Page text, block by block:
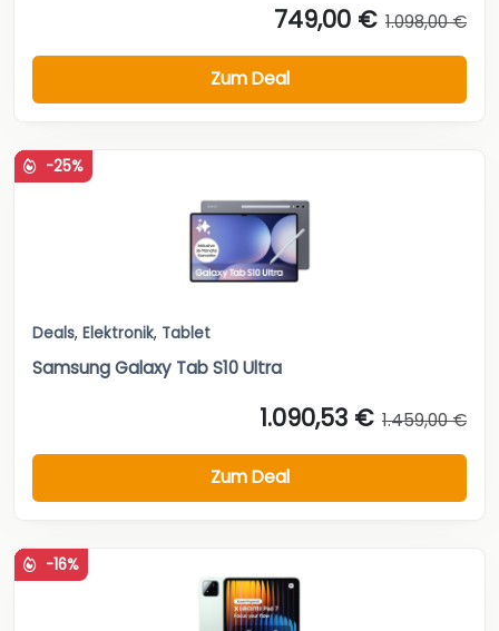
749,00 € 1.098,00 €
Zum Deal
-25%
Deals, Elektronik, Tablet
Samsung Galaxy Tab S10 Ultra
1.090,53 € 1.459,00 €
Zum Deal
-16%